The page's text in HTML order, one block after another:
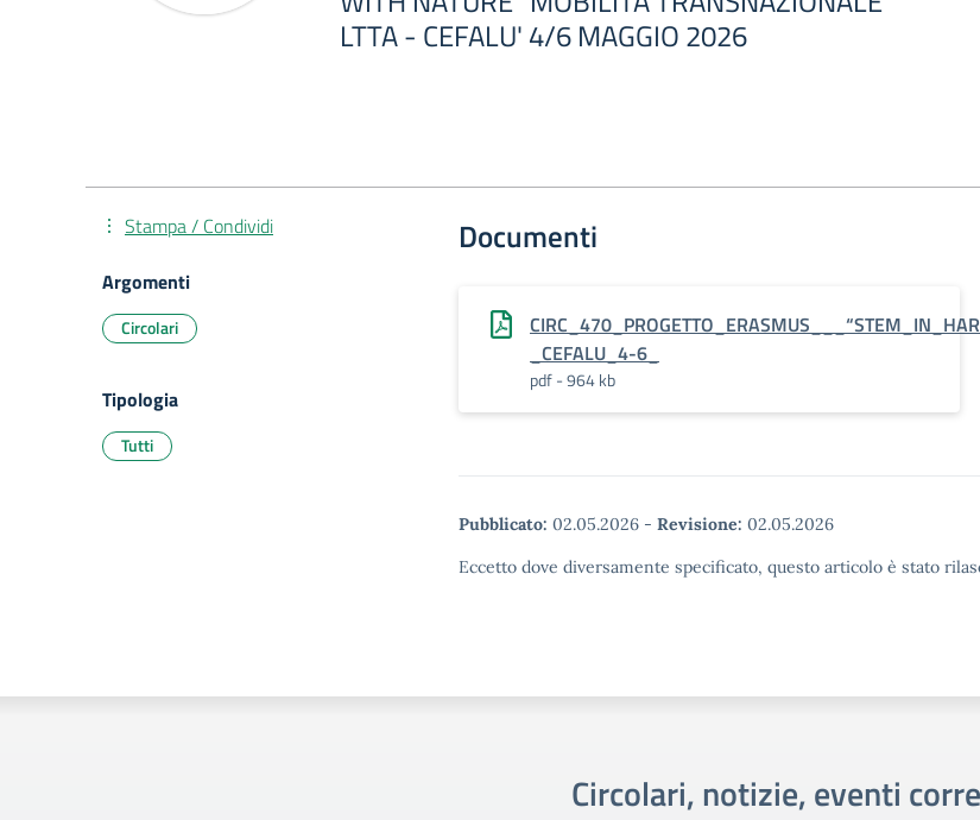
LTTA - CEFALU' 4/6 MAGGIO 2026
Documenti
_CEFALU_4-6_
pdf - 964 kb
Pubblicato: 02.05.2026 - Revisione: 02.05.2026
Eccetto dove diversamente specificato, questo articolo è stato
Stampa / Condividi
Argomenti
Circolari
Tipologia
Tutti
Circolari, notizie, eventi